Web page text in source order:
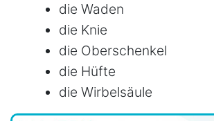
die Waden
die Knie
die Oberschenkel
die Hüfte
die Wirbelsäule